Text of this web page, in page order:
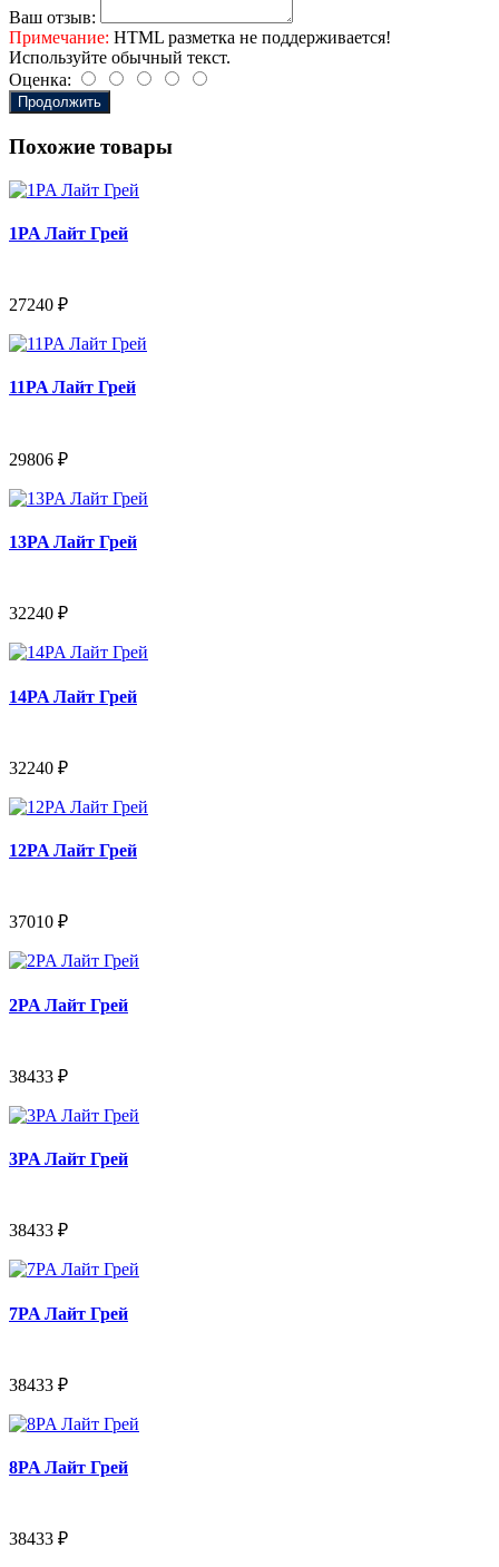
Ваш отзыв:
Примечание: HTML разметка не поддерживается!
Используйте обычный текст.
Оценка:
Продолжить
Похожие товары
1PA Лайт Грей
27240 ₽
11PA Лайт Грей
29806 ₽
13PA Лайт Грей
32240 ₽
14PA Лайт Грей
32240 ₽
12PA Лайт Грей
37010 ₽
2PA Лайт Грей
38433 ₽
3PA Лайт Грей
38433 ₽
7PA Лайт Грей
38433 ₽
8PA Лайт Грей
38433 ₽